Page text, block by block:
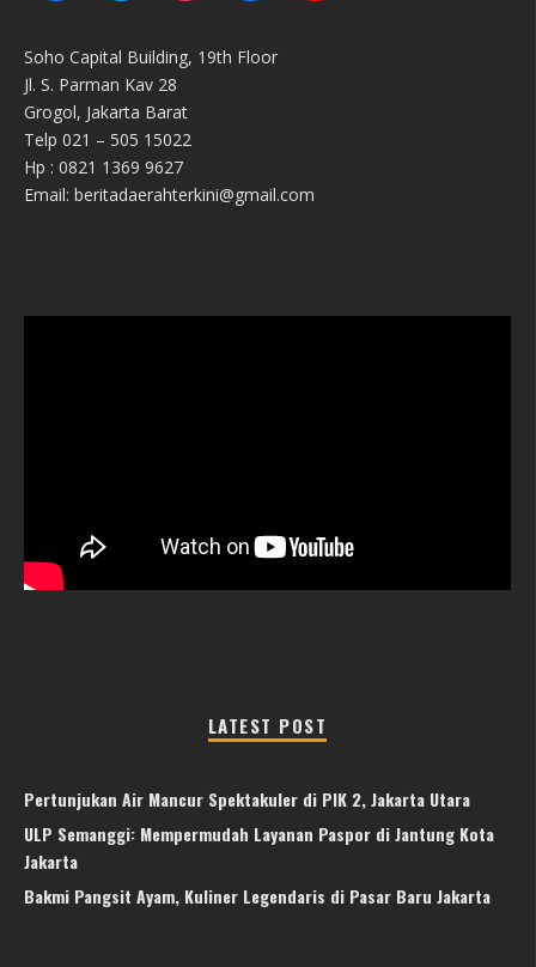
Soho Capital Building, 19th Floor
Jl. S. Parman Kav 28
Grogol, Jakarta Barat
Telp 021 – 505 15022
Hp : 0821 1369 9627
Email: beritadaerahterkini@gmail.com
LATEST POST
Pertunjukan Air Mancur Spektakuler di PIK 2, Jakarta Utara
ULP Semanggi: Mempermudah Layanan Paspor di Jantung Kota
Jakarta
Bakmi Pangsit Ayam, Kuliner Legendaris di Pasar Baru Jakarta